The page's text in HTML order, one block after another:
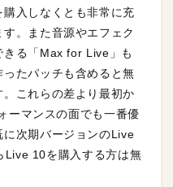
入しなくとも非常に充
。また音源やエフェク
きる「Max for Live」も
たパッチも含めると無
これらの差より最初か
ーマンスの面でも一番優
次期バージョンのLive
Live 10を購入する方は無